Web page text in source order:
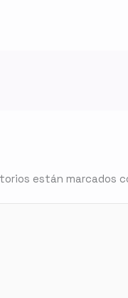
están marcados